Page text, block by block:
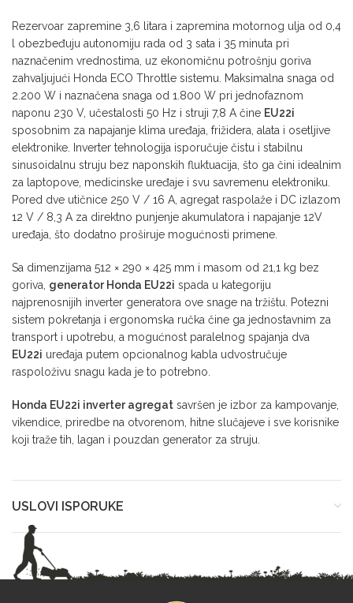
Rezervoar zapremine 3,6 litara i zapremina motornog ulja od 0,4
l obezbeđuju autonomiju rada od 3 sata i 35 minuta pri
naznačenim vrednostima, uz ekonomičnu potrošnju goriva
zahvaljujući Honda ECO Throttle sistemu. Maksimalna snaga od
2.200 W i naznačena snaga od 1.800 W pri jednofaznom
naponu 230 V, učestalosti 50 Hz i struji 7,8 A čine EU22i
sposobnim za napajanje klima uređaja, frižidera, alata i osetljive
elektronike. Inverter tehnologija isporučuje čistu i stabilnu
sinusoidalnu struju bez naponskih fluktuacija, što ga čini idealnim
za laptopove, medicinske uređaje i svu savremenu elektroniku.
Pored dve utičnice 250 V / 16 A, agregat raspolaže i DC izlazom
12 V / 8,3 A za direktno punjenje akumulatora i napajanje 12V
uređaja, što dodatno proširuje mogućnosti primene.
Sa dimenzijama 512 × 290 × 425 mm i masom od 21,1 kg bez
goriva, generator Honda EU22i spada u kategoriju
najprenosnijih inverter generatora ove snage na tržištu. Potezni
sistem pokretanja i ergonomska ručka čine ga jednostavnim za
transport i upotrebu, a mogućnost paralelnog spajanja dva
EU22i uređaja putem opcionalnog kabla udvostručuje
raspoloživu snagu kada je to potrebno.
Honda EU22i inverter agregat savršen je izbor za kampovanje,
vikendice, priredbe na otvorenom, hitne slučajeve i sve korisnike
koji traže tih, lagan i pouzdan generator za struju.
USLOVI ISPORUKE